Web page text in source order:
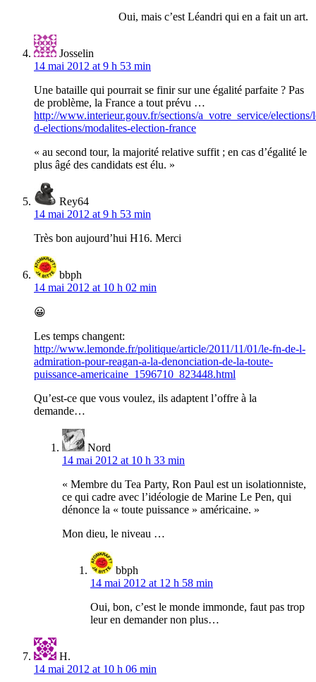
Oui, mais c’est Léandri qui en a fait un art.
Josselin
14 mai 2012 at 9 h 53 min
Une bataille qui pourrait se finir sur une égalité parfaite ? Pas
de problème, la France a tout prévu …
http://www.interieur.gouv.fr/sections/a_votre_service/elections/
d-elections/modalites-election-france
« au second tour, la majorité relative suffit ; en cas d’égalité le
plus âgé des candidats est élu. »
Rey64
14 mai 2012 at 9 h 53 min
Très bon aujourd’hui H16. Merci
bbph
14 mai 2012 at 10 h 02 min
😀
Les temps changent:
http://www.lemonde.fr/politique/article/2011/11/01/le-fn-de-l-
admiration-pour-reagan-a-la-denonciation-de-la-toute-
puissance-americaine_1596710_823448.html
Qu’est-ce que vous voulez, ils adaptent l’offre à la
demande…
Nord
14 mai 2012 at 10 h 33 min
« Membre du Tea Party, Ron Paul est un isolationniste,
ce qui cadre avec l’idéologie de Marine Le Pen, qui
dénonce la « toute puissance » américaine. »
Mon dieu, le niveau …
bbph
14 mai 2012 at 12 h 58 min
Oui, bon, c’est le monde immonde, faut pas trop
leur en demander non plus…
H.
14 mai 2012 at 10 h 06 min